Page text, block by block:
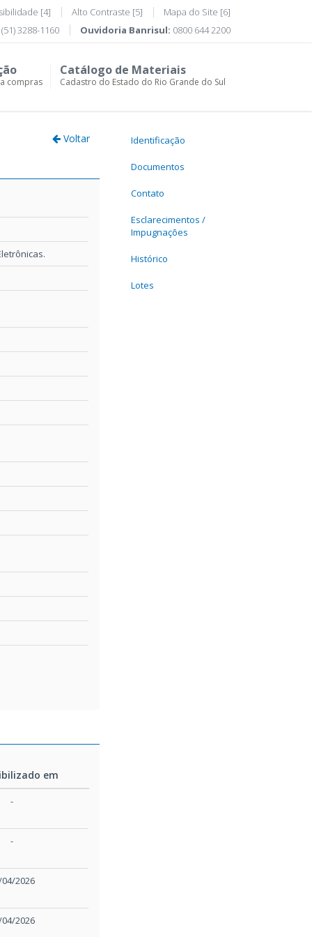
[4] Alto Contraste [5]
Mapa do Site [6]
(51) 3288-1160 Ouvidoria Banrisul: 0800 644 2200
compras
Catálogo de Materiais
Cadastro do Estado do Rio Grande do Sul
Voltar
em
-
-
2026
2026
Identificação
Documentos
Contato
Esclarecimentos /
Impugnações
Histórico
Lotes